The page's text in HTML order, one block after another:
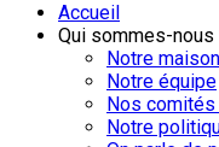
Accueil
Qui sommes-nous
Notre maison
Notre équipe
Nos
Notre